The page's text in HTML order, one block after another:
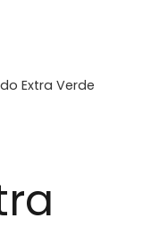
Extra Verde